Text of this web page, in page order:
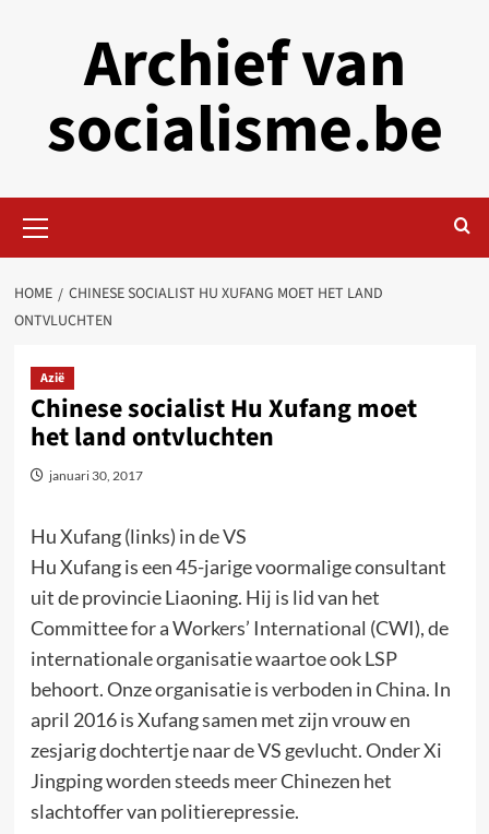
Archief van
socialisme.be
Menu
HOME
CHINESE SOCIALIST HU XUFANG MOET HET LAND
ONTVLUCHTEN
Azië
Chinese socialist Hu Xufang moet
het land ontvluchten
januari 30, 2017
Hu Xufang (links) in de VS
Hu Xufang is een 45-jarige voormalige consultant
uit de provincie Liaoning. Hij is lid van het
Committee for a Workers’ International (CWI), de
internationale organisatie waartoe ook LSP
behoort. Onze organisatie is verboden in China. In
april 2016 is Xufang samen met zijn vrouw en
zesjarig dochtertje naar de VS gevlucht. Onder Xi
Jingping worden steeds meer Chinezen het
slachtoffer van politierepressie.